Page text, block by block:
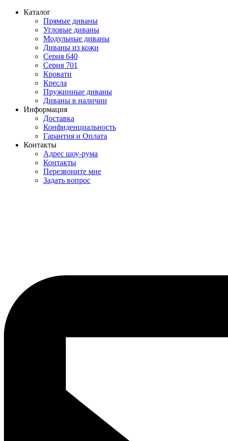
Каталог
Прямые диваны
Угловые диваны
Модульные диваны
Диваны из кожи
Серия 640
Серия 701
Кровати
Кресла
Пружинные диваны
Диваны в наличии
Информация
Доставка
Конфиденциальность
Гарантия и Оплата
Контакты
Адрес шоу-рума
Контакты
Перезвоните мне
Задать вопрос